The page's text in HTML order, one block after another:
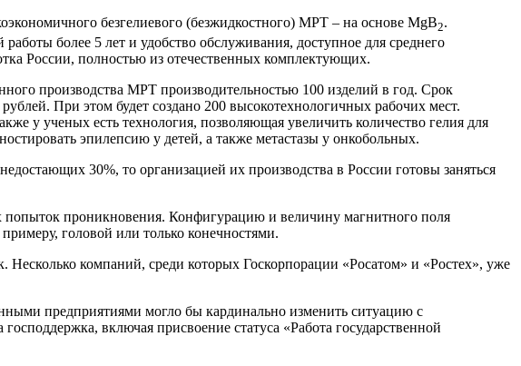
безгелиевого (безжидкостного) МРТ – на основе MgB2.
более 5 лет и удобство обслуживания, доступное для среднего
России, полностью из отечественных комплектующих.
производства МРТ производительностью 100 изделий в год. Срок
При этом будет создано 200 высокотехнологичных рабочих мест.
у ученых есть технология, позволяющая увеличить количество гелия для
эпилепсию у детей, а также метастазы у онкобольных.
30%, то организацией их производства в России готовы заняться
проникновения. Конфигурацию и величину магнитного поля
головой или только конечностями.
Несколько компаний, среди которых Госкорпорации «Росатом» и «Ростех», уже
предприятиями могло бы кардинально изменить ситуацию с
включая присвоение статуса «Работа государственной